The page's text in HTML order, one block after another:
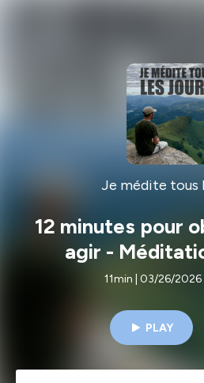
Je médite tous
12 minutes pour
agir -
11min | 03/26/2026
PLAY